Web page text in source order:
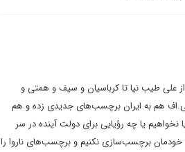
علی طیب نیا تا کرباسیان و سیف و همتی و
هم به ایران برچسب‌های جدیدی زده و هم
نخواهیم یا چه رؤیایی برای دولت آینده در سر
خودمان برچسب‌سازی نکنیم و برچسب‌های ناروا را